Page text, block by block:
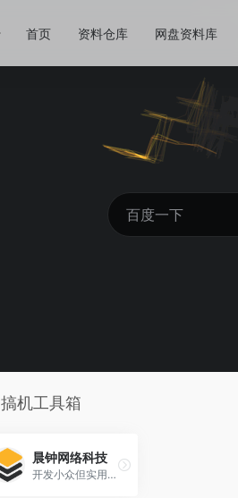
首页 资料仓库 网盘资料库
搞机工具箱
晨钟网络科技
开发小众但实用的各种Android与Windows平台软件